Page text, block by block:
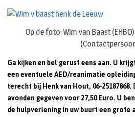
Op de foto: Wim van Baast
Ga kijken en bel gerust eens aan. U
een eventuele AED/reanimatie
terecht bij Henk van Hout, 06-
avonden gegeven voor 27,50 Euro. U
de hulpverlening in uw buurt een grote